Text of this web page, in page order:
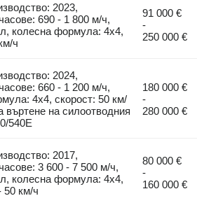
2023,
690 - 1 800 м/ч,
колесна формула: 4x4,
ч
91 000 €
-
250 000 €
2024,
660 - 1 200 м/ч,
4x4, скорост: 50 км/
въртене на силоотводния
540E
180 000 €
-
280 000 €
2017,
3 600 - 7 500 м/ч,
колесна формула: 4x4,
50 км/ч
80 000 €
-
160 000 €